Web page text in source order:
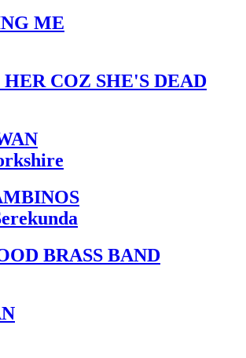
ME
COZ SHE'S DEAD
BRASS BAND